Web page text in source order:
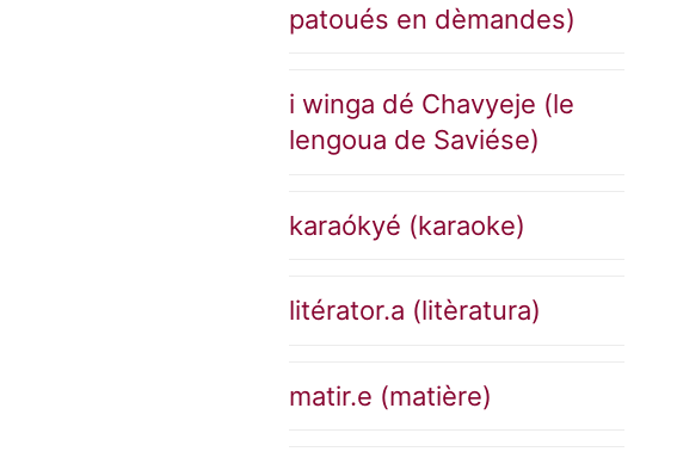
patoués en dèmandes)
i winga dé Chavyeje (le
lengoua de Saviése)
karaókyé (karaoke)
litérator.a (litèratura)
matir.e (matière)